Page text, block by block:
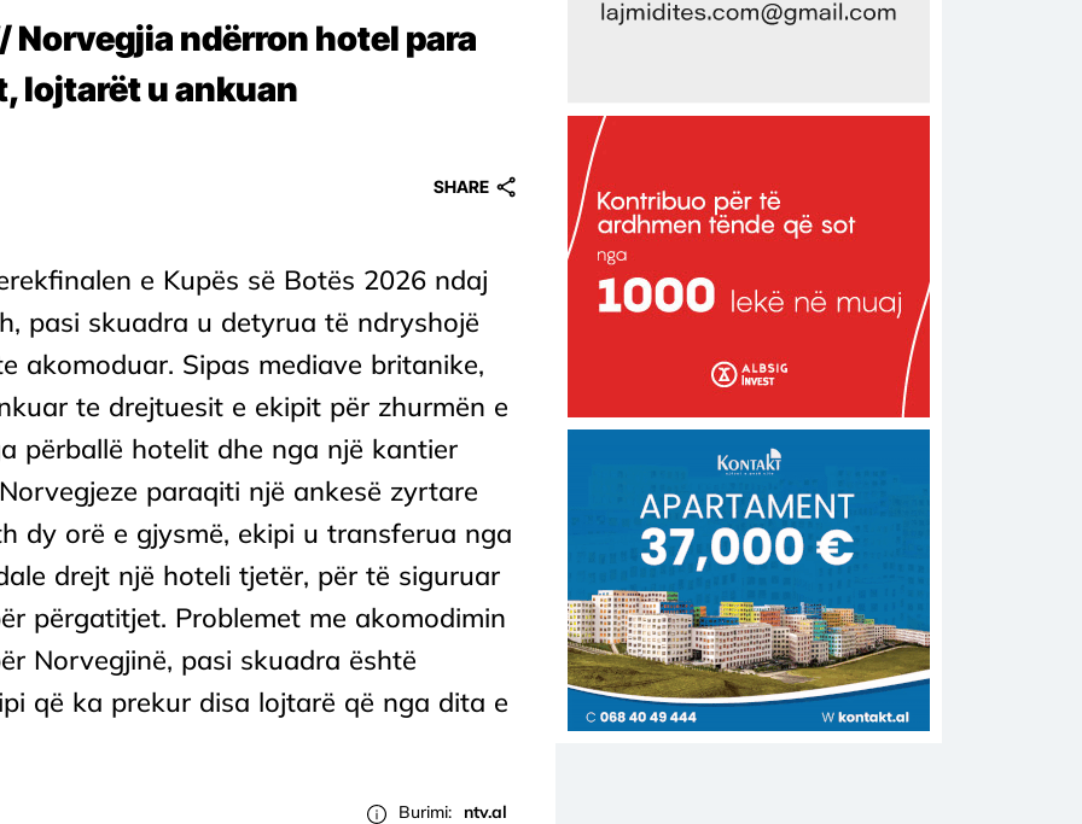
Norvegjia ndërron hotel para
lojtarët u ankuan
SHARE
e Kupës së Botës 2026 ndaj
pasi skuadra u detyrua të ndryshojë
akomoduar. Sipas mediave britanike,
te drejtuesit e ekipit për zhurmën e
përballë hotelit dhe nga një kantier
paraqiti një ankesë zyrtare
dy orë e gjysmë, ekipi u transferua nga
drejt një hoteli tjetër, për të siguruar
përgatitjet. Problemet me akomodimin
Norvegjinë, pasi skuadra është
që ka prekur disa lojtarë që nga dita e
Burimi: ntv.al